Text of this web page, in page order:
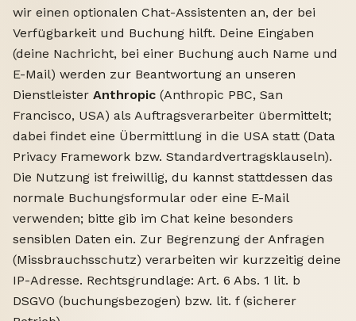
wir einen optionalen Chat-Assistenten an, der bei
Verfügbarkeit und Buchung hilft. Deine Eingaben
(deine Nachricht, bei einer Buchung auch Name und
E-Mail) werden zur Beantwortung an unseren
Dienstleister Anthropic (Anthropic PBC, San
Francisco, USA) als Auftragsverarbeiter übermittelt;
dabei findet eine Übermittlung in die USA statt (Data
Privacy Framework bzw. Standardvertragsklauseln).
Die Nutzung ist freiwillig, du kannst stattdessen das
normale Buchungsformular oder eine E-Mail
verwenden; bitte gib im Chat keine besonders
sensiblen Daten ein. Zur Begrenzung der Anfragen
(Missbrauchsschutz) verarbeiten wir kurzzeitig deine
IP-Adresse. Rechtsgrundlage: Art. 6 Abs. 1 lit. b
DSGVO (buchungsbezogen) bzw. lit. f (sicherer